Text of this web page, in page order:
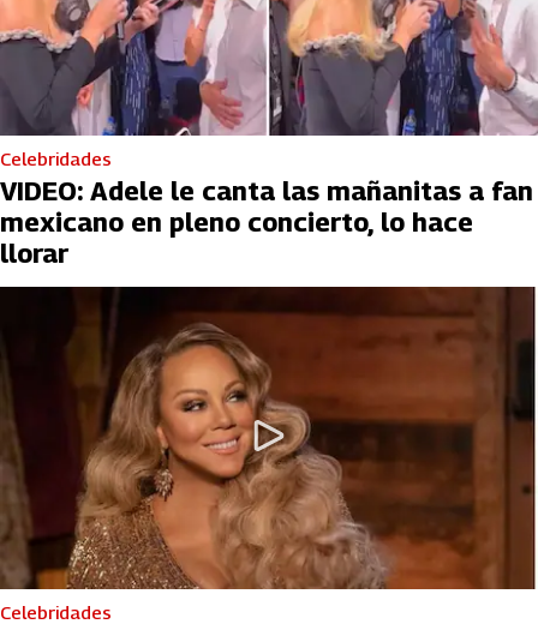
Celebridades
VIDEO: Adele le canta las mañanitas a fan
mexicano en pleno concierto, lo hace
llorar
Celebridades